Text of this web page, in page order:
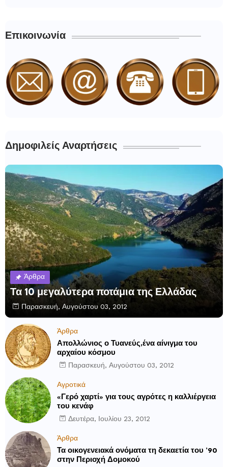
Επικοινωνία
Δημοφιλείς Αναρτήσεις
Άρθρα
Τα 10 μεγαλύτερα ποτάμια της Ελλάδας
Παρασκευή, Αυγούστου 03, 2012
Άρθρα
Απολλώνιος ο Τυανεύς,ένα αίνιγμα του
αρχαίου κόσμου
Παρασκευή, Αυγούστου 03, 2012
Αγροτικά
«Γερό χαρτί» για τους αγρότες η καλλιέργεια
του κενάφ
Δευτέρα, Ιουλίου 23, 2012
Άρθρα
Τα οικογενειακά ονόματα τη δεκαετία του ’90
στην Περιοχή Δομοκού